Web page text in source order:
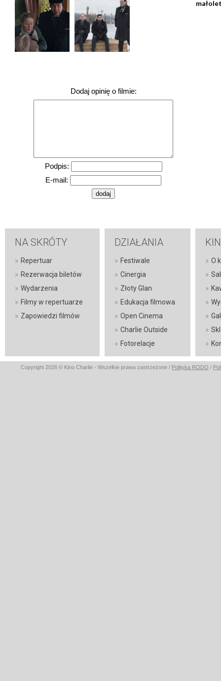
Dodaj opinię o filmie:
Podpis:
E-mail:
NA SKRÓTY
» Repertuar
» Rezerwacja biletów
» Wydarzenia
» Filmy w repertuarze
» Zapowiedzi filmów
DZIAŁANIA
» Festiwale
» Cinergia
» Złoty Glan
» Edukacja filmowa
» Open Cinema
» Charlie Outside
» Fotorelacje
» O
»
»
»
»
»
»
Copyright 2026 © Kino Charlie - Wszelkie prawa zastrzeżone / Polityka RODO /